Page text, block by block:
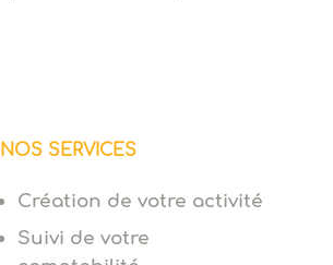
NOS SERVICES
Création de votre activité
Suivi de votre